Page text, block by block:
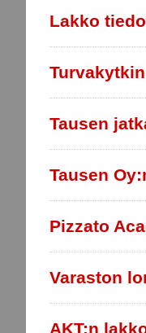
Lakko
Tausen
Tausen
Pizzato
Varaston
AKT:n